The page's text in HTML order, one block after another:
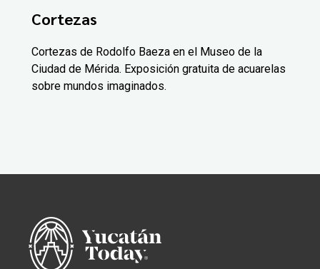
Cortezas
Cortezas de Rodolfo Baeza en el Museo de la
Ciudad de Mérida. Exposición gratuita de acuarelas
sobre mundos imaginados.